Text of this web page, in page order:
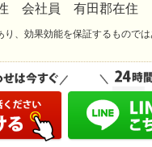
会社員 有田郡在住
、効果効能を保証するものでは
1